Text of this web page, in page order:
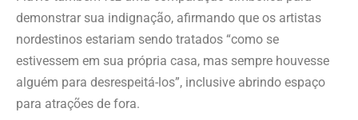
demonstrar sua indignação, afirmando que os artistas
nordestinos estariam sendo tratados “como se
estivessem em sua própria casa, mas sempre houvesse
alguém para desrespeitá-los”, inclusive abrindo espaço
para atrações de fora.